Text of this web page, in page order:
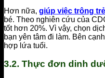
Hơn nữa, giúp việc trông trẻ
bé. Theo nghiên cứu của
tốt hơn 20%. Vì vậy, chọn
bạn yên tâm đi làm. Bên
hợp lứa tuổi.
3.2. Thực đơn dinh